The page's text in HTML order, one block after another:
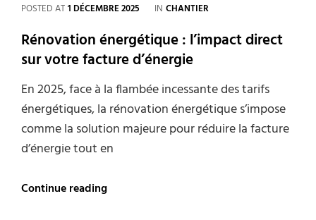
POSTED AT1 DÉCEMBRE 2025 IN CATEGORIES
CHANTIER
Rénovation énergétique : l’impact direct
sur votre facture d’énergie
En 2025, face à la flambée incessante des tarifs
énergétiques, la rénovation énergétique s’impose
comme la solution majeure pour réduire la facture
d’énergie tout en
Continue readingRénovation